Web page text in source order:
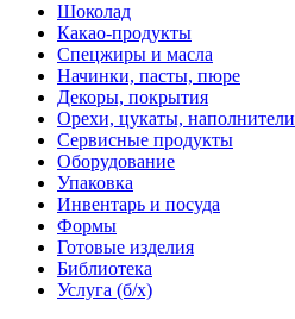
Шоколад
Какао-продукты
Спецжиры и масла
Начинки, пасты, пюре
Декоры, покрытия
Орехи, цукаты, наполнители
Сервисные продукты
Оборудование
Упаковка
Инвентарь и посуда
Формы
Готовые изделия
Библиотека
Услуга (б/х)